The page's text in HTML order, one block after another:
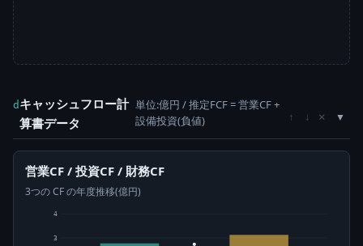
d キャッシュフロー計
算書データ
単位:億円 / 推定FCF = 営業CF +
設備投資(負値)
↑ ↓ ×
営業CF / 投資CF / 財務CF
3つの CF の年度推移(億円)
3
4